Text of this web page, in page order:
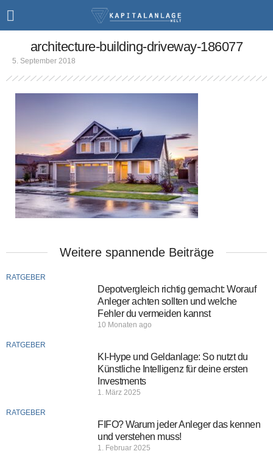
architecture-building-driveway-186077
5. September 2018
Weitere spannende Beiträge
RATGEBER
Depotvergleich richtig gemacht: Worauf
Anleger achten sollten und welche
Fehler du vermeiden kannst
10 Monaten ago
RATGEBER
KI-Hype und Geldanlage: So nutzt du
Künstliche Intelligenz für deine ersten
Investments
1. März 2025
RATGEBER
FIFO? Warum jeder Anleger das kennen
und verstehen muss!
1. Februar 2025